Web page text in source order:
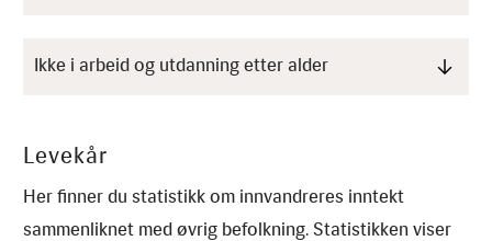
Ikke i arbeid og utdanning etter alder
Levekår
Her finner du statistikk om innvandreres inntekt
sammenliknet med øvrig befolkning. Statistikken viser